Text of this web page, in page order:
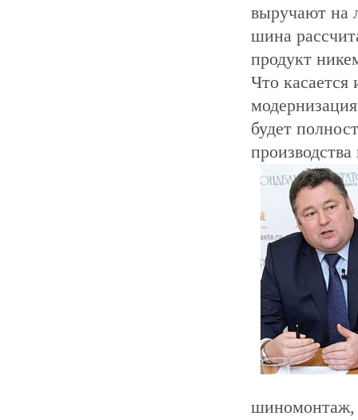
выручают на
шина
продукт
Что касается
будет
производства
шиномонтаж,